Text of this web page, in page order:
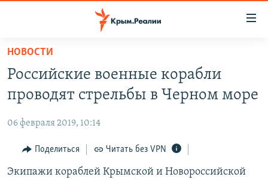
Вернуться
основному
содержанию
Вернутся
навигации
Вернутся
КАРТА ВОЕННЫХ ОБЪЕКТОВ КРЫМА
11 ЛЕТ ОККУПАЦИИ КРЫМА. 11 ИСТОРИЙ СОПРОТИВЛЕНИЯ
ВОДА
ИСТОРИЯ
ЕЩЕ
ИНТЕРАКТИВ
РАДІО СВОБОДА
НОВОСТИ
Российские военные корабли
проводят стрельбы в Черном море
06 февраля 2019, 10:14
Поделиться Читать без VPN
Экипажи кораблей Крымской и Новороссийской